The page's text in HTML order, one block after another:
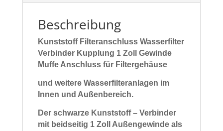
Beschreibung
Kunststoff Filteranschluss Wasserfilter
Verbinder Kupplung 1 Zoll Gewinde
Muffe Anschluss für Filtergehäuse
und weitere Wasserfilteranlagen im
Innen und Außenbereich.
Der schwarze Kunststoff – Verbinder
mit beidseitig 1 Zoll Außengewinde als